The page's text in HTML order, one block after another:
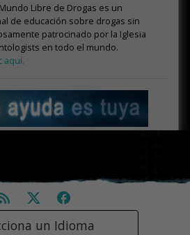
Libre de Drogas es un
de educación sobre drogas sin
patrocinado por la Iglesia
en todo el mundo.
aquí.
un Idioma